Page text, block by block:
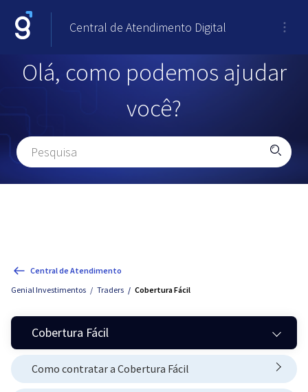
Central de Atendimento Digital
Olá, como podemos ajudar
você?
Central de Atendimento
Genial Investimentos
Traders Cobertura Fácil
Cobertura Fácil
Como contratar a Cobertura Fácil